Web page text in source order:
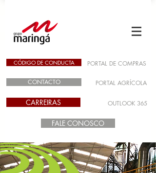
CÓDIGO DE CONDUCTA
CONTACTO
CARREIRAS
PORTAL DE COMPRAS
PORTAL AGRÍCOLA
OUTLOOK 365
FALE CONOSCO